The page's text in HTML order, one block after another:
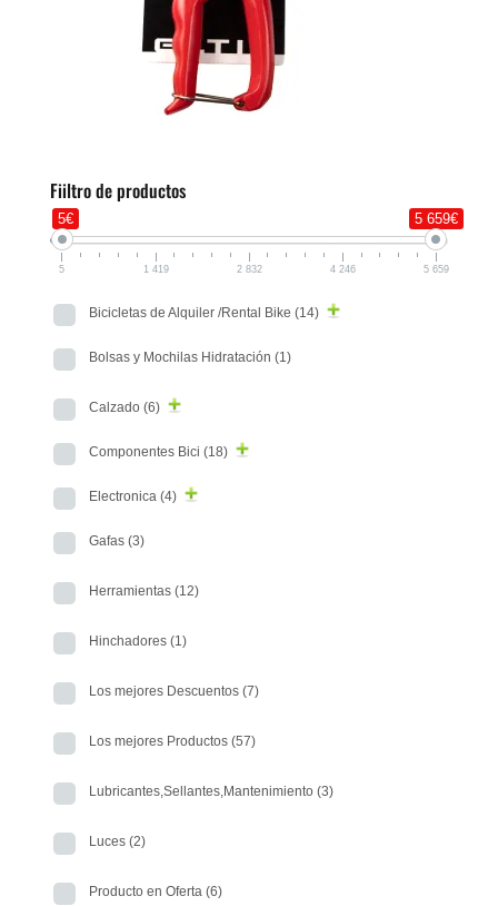
Fiiltro de productos
5€ 5 659€
5 1 419 2 832 4 246 5 659
Bicicletas de Alquiler /Rental Bike (14)
Bolsas y Mochilas Hidratación (1)
Calzado (6)
Componentes Bici (18)
Electronica (4)
Gafas (3)
Herramientas (12)
Hinchadores (1)
Los mejores Descuentos (7)
Los mejores Productos (57)
Lubricantes,Sellantes,Mantenimiento (3)
Luces (2)
Producto en Oferta (6)